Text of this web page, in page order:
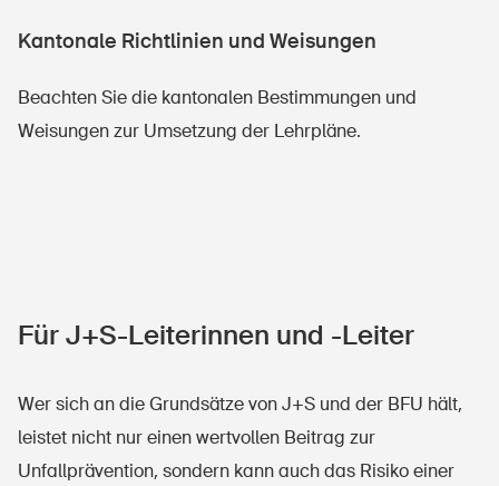
Kantonale Richtlinien und Weisungen
Beachten Sie die kantonalen Bestimmungen und
Weisungen zur Umsetzung der Lehrpläne.
Für J+S-Leiterinnen und -Leiter
Wer sich an die Grundsätze von J+S und der BFU hält,
leistet nicht nur einen wertvollen Beitrag zur
Unfallprävention, sondern kann auch das Risiko einer